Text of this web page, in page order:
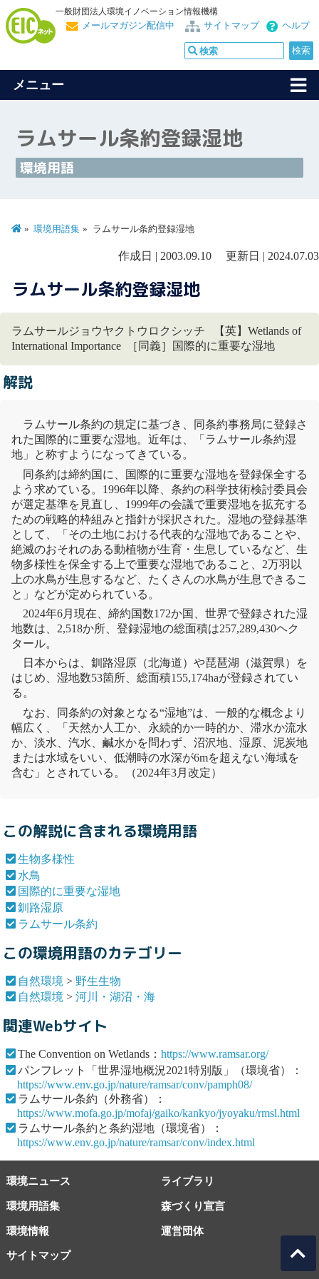
一般財団法人環境イノベーション情報機構
ヘルプ
サイトマップ
メールマガジン配信中
メニュー
ラムサール条約登録湿地
環境用語
環境用語集 ラムサール条約登録湿地
作成日 | 2003.09.10 更新日 | 2024.07.03
ラムサール条約登録湿地
ラムサールジョウヤクトウロクシッチ 【英】Wetlands of
International Importance ［同義］国際的に重要な湿地
解説
ラムサール条約の規定に基づき、同条約事務局に登録さ
れた 国際的に重要な湿地。近年は、「 ラムサール条約湿
地」と称すようになってきている。
同条約は締約国に、
国際的に重要な湿地を登録保全する
よう求めている。1996年以降、条約の科学技術検討委員会
が選定基準を見直し、1999年の会議で重要湿地を拡充する
ための戦略的枠組みと指針が採択された。湿地の登録基準
として、「その土地における代表的な湿地であることや、
絶滅のおそれのある動植物が生育・生息しているなど、 生
物多様性を保全する上で重要な湿地であること、2万羽以
上の水鳥が生息するなど、たくさんの水鳥が生息できるこ
と」などが定められている。
2024年6月現在、締約国数172か国、世界で登録された湿
地数は、2,518か所、登録湿地の総面積は257,289,430ヘク
タール。
日本からは、 釧路湿原 （北海道）や琵琶湖（滋賀県）を
はじめ、湿地数53箇所、総面積155,174haが登録されてい
る。
なお、同条約の対象となる“湿地”は、一般的な概念より
幅広く、「天然か人工か、永続的か一時的か、滞水か流水
か、淡水、汽水、鹹水かを問わず、沼沢地、湿原、泥炭地
または水域をいい、低潮時の水深が6mを超えない海域を
含む」とされている。（2024年3月改定）
この解説に含まれる環境用語
生物多様性
水鳥
国際的に重要な湿地
釧路湿原
ラムサール条約
この環境用語のカテゴリー
自然環境 > 野生生物
自然環境 >河川・湖沼・海
関連Webサイト
The Convention on Wetlands：https://www.ramsar.org/
パンフレット「世界湿地概況2021特別版」（環境省）：
https://www.env.go.jp/nature/ramsar/conv/pamph08/
ラムサール条約（外務省）：
https://www.mofa.go.jp/mofaj/gaiko/kankyo/jyoyaku/rmsl.html
ラムサール条約と条約湿地（環境省）：
https://www.env.go.jp/nature/ramsar/conv/index.html
環境ニュース ライブラリ
環境用語集 森づくり宣言
環境情報
サイトマップ
運営団体